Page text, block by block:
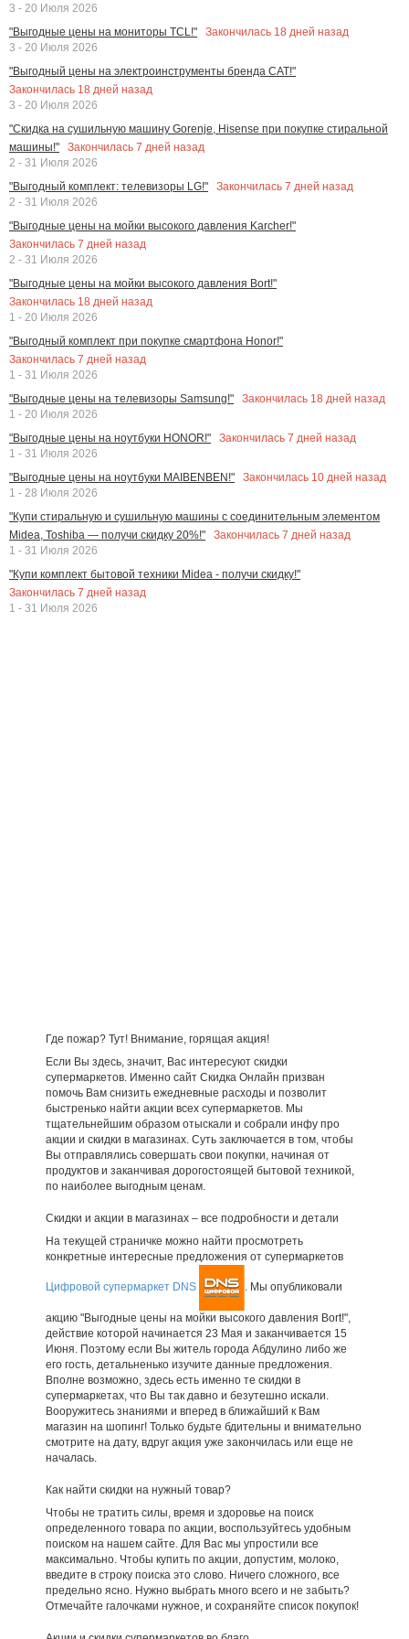
3 - 20 Июля 2026
"Выгодные цены на мониторы TCL!"
Закончилась 18 дней назад
3 - 20 Июля 2026
"Выгодный цены на электроинструменты бренда CAT!"
Закончилась 18 дней назад
3 - 20 Июля 2026
"Скидка на сушильную машину Gorenje, Hisense при покупке стиральной
машины!"
Закончилась 7 дней назад
2 - 31 Июля 2026
"Выгодный комплект: телевизоры LG!"
Закончилась 7 дней назад
2 - 31 Июля 2026
"Выгодные цены на мойки высокого давления Karcher!"
Закончилась 7 дней назад
2 - 31 Июля 2026
"Выгодные цены на мойки высокого давления Bort!"
Закончилась 18 дней назад
1 - 20 Июля 2026
"Выгодный комплект при покупке смартфона Honor!"
Закончилась 7 дней назад
1 - 31 Июля 2026
"Выгодные цены на телевизоры Samsung!"
Закончилась 18 дней назад
1 - 20 Июля 2026
"Выгодные цены на ноутбуки HONOR!"
Закончилась 7 дней назад
1 - 31 Июля 2026
"Выгодные цены на ноутбуки MAIBENBEN!"
Закончилась 10 дней назад
1 - 28 Июля 2026
"Купи стиральную и сушильную машины с соединительным элементом
Midea, Toshiba — получи скидку 20%!"
Закончилась 7 дней назад
1 - 31 Июля 2026
"Купи комплект бытовой техники Midea - получи скидку!"
Закончилась 7 дней назад
1 - 31 Июля 2026
Где пожар? Тут! Внимание, горящая акция!
Если Вы здесь, значит, Вас интересуют скидки
супермаркетов. Именно сайт Скидка Онлайн призван
помочь Вам снизить ежедневные расходы и позволит
быстренько найти акции всех супермаркетов. Мы
тщательнейшим образом отыскали и собрали инфу про
акции и скидки в магазинах. Суть заключается в том, чтобы
Вы отправлялись совершать свои покупки, начиная от
продуктов и заканчивая дорогостоящей бытовой техникой,
по наиболее выгодным ценам.
Скидки и акции в магазинах – все подробности и детали
На текущей страничке можно найти просмотреть
конкретные интересные предложения от супермаркетов
Цифровой супермаркет DNS . Мы опубликовали
акцию "Выгодные цены на мойки высокого давления Bort!",
действие которой начинается 23 Мая и заканчивается 15
Июня. Поэтому если Вы житель города Абдулино либо же
его гость, детальненько изучите данные предложения.
Вполне возможно, здесь есть именно те скидки в
супермаркетах, что Вы так давно и безутешно искали.
Вооружитесь знаниями и вперед в ближайший к Вам
магазин на шопинг! Только будьте бдительны и внимательно
смотрите на дату, вдруг акция уже закончилась или еще не
началась.
Как найти скидки на нужный товар?
Чтобы не тратить силы, время и здоровье на поиск
определенного товара по акции, воспользуйтесь удобным
поиском на нашем сайте. Для Вас мы упростили все
максимально. Чтобы купить по акции, допустим, молоко,
введите в строку поиска это слово. Ничего сложного, все
предельно ясно. Нужно выбрать много всего и не забыть?
Отмечайте галочками нужное, и сохраняйте список покупок!